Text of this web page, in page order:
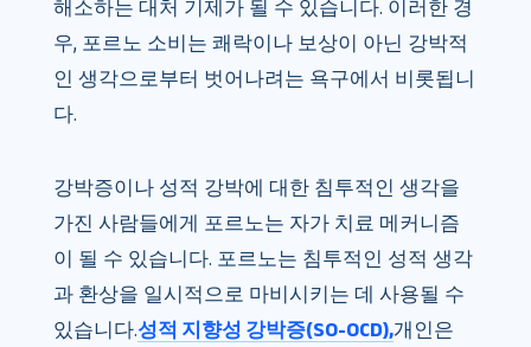
해소하는 대처 기제가 될 수 있습니다. 이러한 경
우, 포르노 소비는 쾌락이나 보상이 아닌 강박적
인 생각으로부터 벗어나려는 욕구에서 비롯됩니
다.
강박증이나 성적 강박에 대한 침투적인 생각을
가진 사람들에게 포르노는 자가 치료 메커니즘
이 될 수 있습니다. 포르노는 침투적인 성적 생각
과 환상을 일시적으로 마비시키는 데 사용될 수
있습니다.성적 지향성 강박증(SO-OCD),개인은